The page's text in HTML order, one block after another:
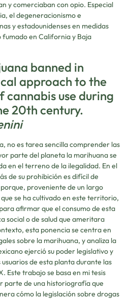
y comerciaban con opio. Especial
el degeneracionismo e
y estadounidenses en medidas
fumado en California y Baja
banned in
approach to the
use during
20th century.
no es tarea sencilla comprender las
parte del planeta la marihuana se
en el terreno de la ilegalidad. En el
de su prohibición es difícil de
proveniente de un largo
se ha cultivado en este territorio,
afirmar que el consumo de esta
social o de salud que ameritara
esta ponencia se centra en
sobre la marihuana, y analiza la
ejerció su poder legislativo y
de esta planta durante las
Este trabajo se basa en mi tesis
parte de una historiografía que
cómo la legislación sobre drogas